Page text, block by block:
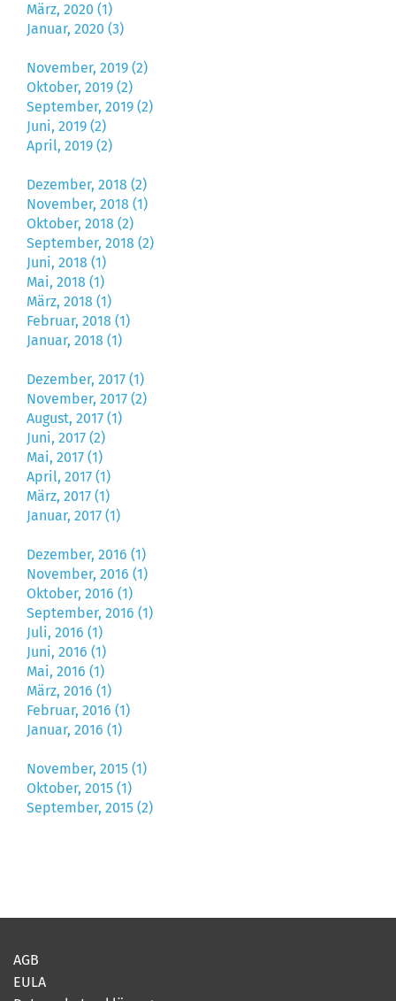
März, 2020 (1)
Januar, 2020 (3)
November, 2019 (2)
Oktober, 2019 (2)
September, 2019 (2)
Juni, 2019 (2)
April, 2019 (2)
Dezember, 2018 (2)
November, 2018 (1)
Oktober, 2018 (2)
September, 2018 (2)
Juni, 2018 (1)
Mai, 2018 (1)
März, 2018 (1)
Februar, 2018 (1)
Januar, 2018 (1)
Dezember, 2017 (1)
November, 2017 (2)
August, 2017 (1)
Juni, 2017 (2)
Mai, 2017 (1)
April, 2017 (1)
März, 2017 (1)
Januar, 2017 (1)
Dezember, 2016 (1)
November, 2016 (1)
Oktober, 2016 (1)
September, 2016 (1)
Juli, 2016 (1)
Juni, 2016 (1)
Mai, 2016 (1)
März, 2016 (1)
Februar, 2016 (1)
Januar, 2016 (1)
November, 2015 (1)
Oktober, 2015 (1)
September, 2015 (2)
AGB
EULA